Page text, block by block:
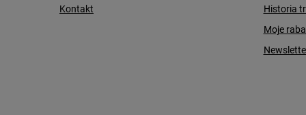
Kontakt
Historia
Moje